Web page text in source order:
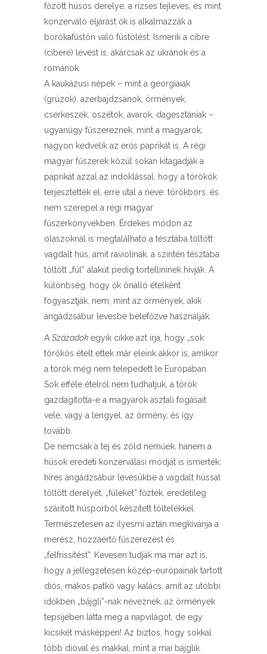
főzött húsos derelye, a rizses tejleves, és mint
konzerváló eljárást ők is alkalmazzák a
borókafüstön való füstölést. Ismerik a cibre
(cibere) levest is, akárcsak az ukránok és a
románok.
A kaukázusi népek – mint a georgiaiak
(grúzok), azerbajdzsánok, örmények,
cserkeszek, oszétok, avarok, dagesztániak –
ugyanúgy fűszereznek, mint a magyarok,
nagyon kedvelik az erős paprikát is. A régi
magyar fűszerek közül sokan kitagadják a
paprikát azzal az indoklással, hogy a törökök
terjesztették el, erre utal a neve: törökbors, és
nem szerepel a régi magyar
fűszerkönyvekben. Érdekes módon az
olaszoknál is megtalálható a tésztába töltött
vagdalt hús, amit raviolinak, a szintén tésztába
töltött „fül” alakút pedig tortellininek hívják. A
különbség, hogy ők önálló ételként
fogyasztják, nem, mint az örmények, akik
ángádzsábur levesbe belefőzve használják.
A Századok egyik cikke azt írja, hogy „sok
törökös ételt ettek már eleink akkor is, amikor
a török még nem telepedett le Európában.
Sok efféle ételről nem tudhatjuk, a török
gazdagította-e a magyarok asztali fogásait
vele, vagy a lengyel, az örmény, és így
tovább.
De nemcsak a tej és zöld neműek, hanem a
húsok eredeti konzerválási módját is ismerték:
híres ángádzsábur levesükbe a vagdalt hússal
töltött derelyét, „füleket” főztek, eredetileg
szárított húsporból készített töltelékkel.
Természetesen az ilyesmi aztán megkívánja a
merész, hozzáértő fűszerezést és
„felfrissítést”. Kevesen tudják ma már azt is,
hogy a jellegzetesen közép-európainak tartott
diós, mákos patkó vagy kalács, amit az utóbbi
időkben „bájgli”-nak neveznek, az örmények
tepsijében látta meg a napvilágot, de egy
kicsikét másképpen! Az biztos, hogy sokkal
több dióval és mákkal, mint a mai bájglik.